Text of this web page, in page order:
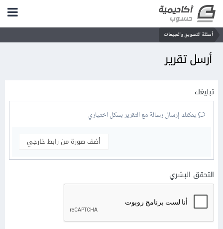
أسئلة التسويق والمبيعات
أرسل تقرير
تبليغك
يمكنك إرسال رسالة مع التقرير بشكل اختياري
أضف صورة من رابط خارجي
التحقق البشري